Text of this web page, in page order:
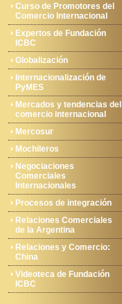
Curso de Promotores del
Comercio Internacional
Expertos de Fundación
ICBC
Globalización
Internacionalización de
PyMES
Mercados y tendencias del
comercio internacional
Mercosur
Mochileros
Negociaciones
Comerciales
Internacionales
Procesos de integración
Relaciones Comerciales
de la Argentina
Relaciones y Comercio:
China
Videoteca de Fundación
ICBC